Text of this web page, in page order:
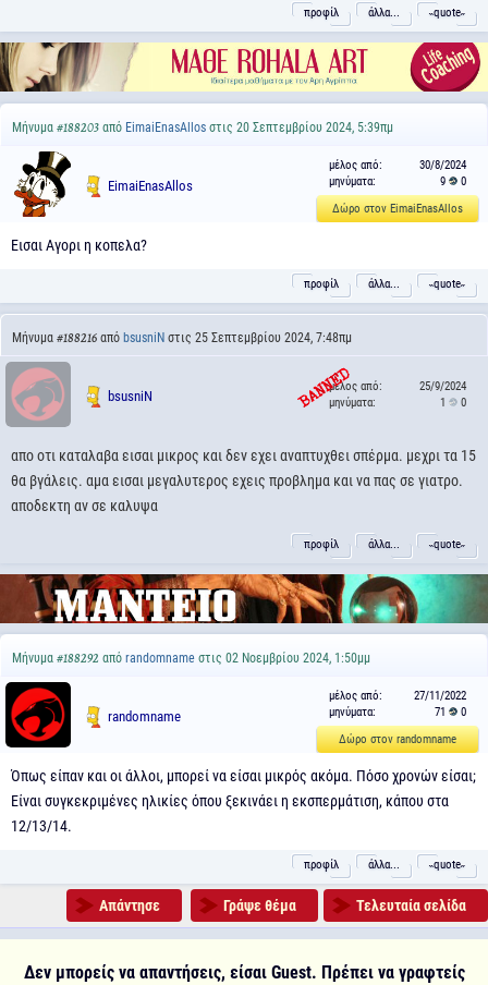
προφίλ άλλα... ˵quote˶
Μήνυμα #188203 από EimaiEnasAllos στις 20 Σεπτεμβρίου 2024, 5:39πμ
EimaiEnasAllos
μέλος από:
30/8/2024
μηνύματα:
9
0
Δώρο στον EimaiEnasAllos
Εισαι Αγορι η κοπελα?
προφίλ άλλα... ˵quote˶
Μήνυμα #188216 από bsusniN στις 25 Σεπτεμβρίου 2024, 7:48πμ
bsusniN
μέλος από:
25/9/2024
μηνύματα:
1 0
απο οτι καταλαβα εισαι μικρος και δεν εχει αναπτυχθει σπέρμα. μεχρι τα 15
θα βγάλεις. αμα εισαι μεγαλυτερος εχεις προβλημα και να πας σε γιατρο.
αποδεκτη αν σε καλυψα
προφίλ άλλα... ˵quote˶
Μήνυμα #188292 από randomname στις 02 Νοεμβρίου 2024, 1:50μμ
randomname
μέλος από:
27/11/2022
μηνύματα:
71
0
Δώρο στον randomname
Όπως είπαν και οι άλλοι, μπορεί να είσαι μικρός ακόμα. Πόσο χρονών είσαι;
Είναι συγκεκριμένες ηλικίες όπου ξεκινάει η εκσπερμάτιση, κάπου στα
12/13/14.
προφίλ άλλα... ˵quote˶
Απάντησε Γράψε θέμα Τελευταία σελίδα
Δεν μπορείς να απαντήσεις, είσαι Guest. Πρέπει να γραφτείς